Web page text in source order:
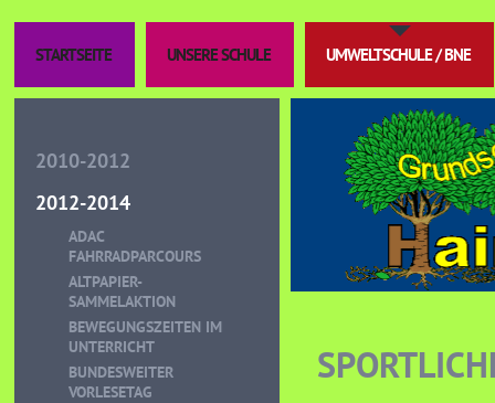
STARTSEITE UNSERE SCHULE UMWELTSCHULE / BNE
2010-2012
2012-2014
ADAC
FAHRRADPARCOURS
ALTPAPIER-
SAMMELAKTION
BEWEGUNGSZEITEN IM
UNTERRICHT
BUNDESWEITER
VORLESETAG